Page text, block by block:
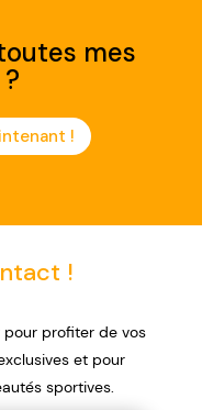
mes
!
!
pour profiter de vos
et pour
sportives.